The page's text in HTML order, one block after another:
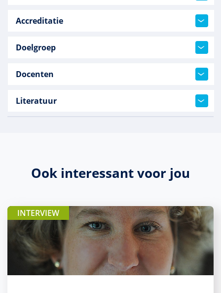
Accreditatie
Doelgroep
Docenten
Literatuur
Ook interessant voor jou
INTERVIEW